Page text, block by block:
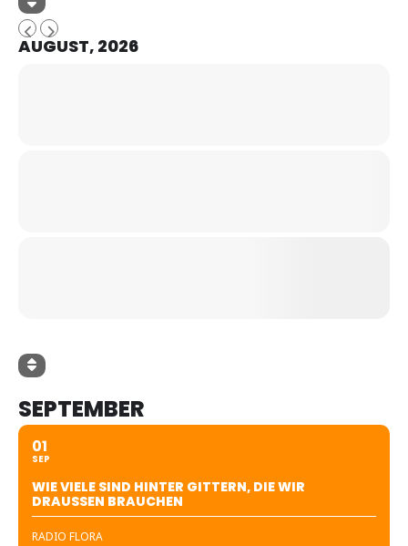
AUGUST, 2026
SEPTEMBER
01
SEP
WIE VIELE SIND HINTER GITTERN, DIE WIR
DRAUSSEN BRAUCHEN
RADIO FLORA